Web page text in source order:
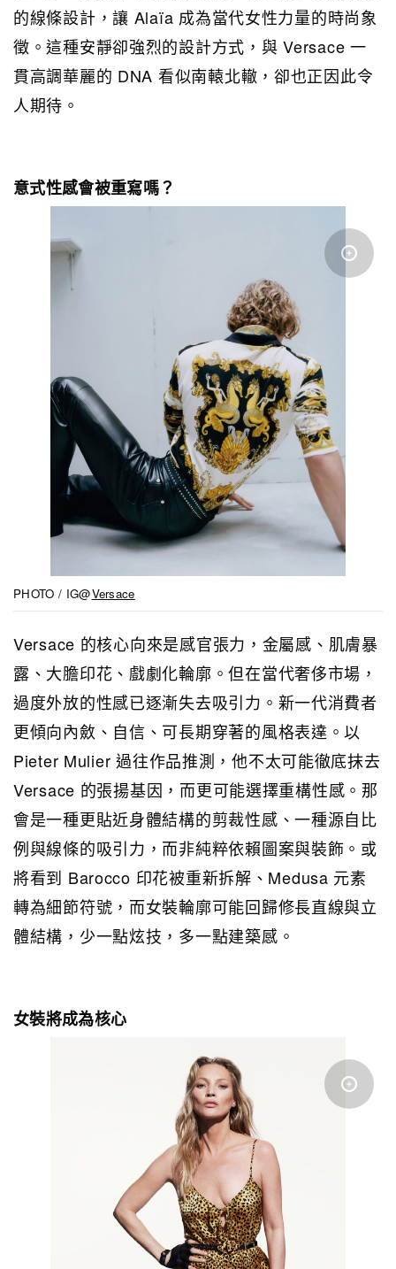
的線條設計，讓 Alaïa 成為當代女性力量的時尚象
徵。這種安靜卻強烈的設計方式，與 Versace 一
貫高調華麗的 DNA 看似南轅北轍，卻也正因此令
人期待。
意式性感會被重寫嗎？
PHOTO / IG@Versace
Versace 的核心向來是感官張力，金屬感、肌膚暴
露、大膽印花、戲劇化輪廓。但在當代奢侈市場，
過度外放的性感已逐漸失去吸引力。新一代消費者
更傾向內斂、自信、可長期穿著的風格表達。以
Pieter Mulier 過往作品推測，他不太可能徹底抹去
Versace 的張揚基因，而更可能選擇重構性感。那
會是一種更貼近身體結構的剪裁性感、一種源自比
例與線條的吸引力，而非純粹依賴圖案與裝飾。或
將看到 Barocco 印花被重新拆解、Medusa 元素
轉為細節符號，而女裝輪廓可能回歸修長直線與立
體結構，少一點炫技，多一點建築感。
女裝將成為核心